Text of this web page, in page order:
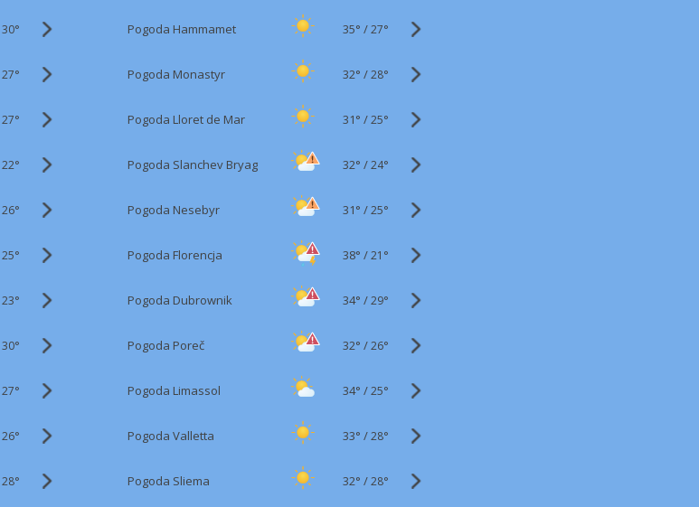
30° Pogoda Hammamet 35° /27°
27° Pogoda Monastyr 32° /28°
27° Pogoda Lloret de Mar 31° /25°
22° Pogoda Slanchev Bryag 32° /24°
26° Pogoda Nesebyr 31° /25°
25° Pogoda Florencja 38° /21°
23° Pogoda Dubrownik 34° /29°
30° Pogoda Poreč 32° /26°
27° Pogoda Limassol 34° /25°
26° Pogoda Valletta 33° /28°
28° Pogoda Sliema 32° /28°